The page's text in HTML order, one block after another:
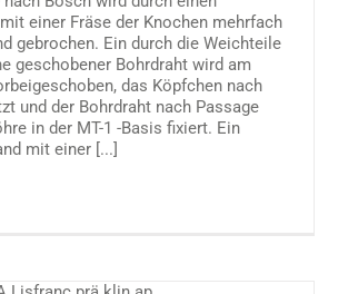
einer Fräse der Knochen mehrfach
gebrochen. Ein durch die Weichteile
geschobener Bohrdraht wird am
das Köpfchen nach
und der Bohrdraht nach Passage
in der MT-1 -Basis fixiert. Ein
mit einer [...]